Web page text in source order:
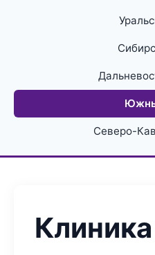
Северо-